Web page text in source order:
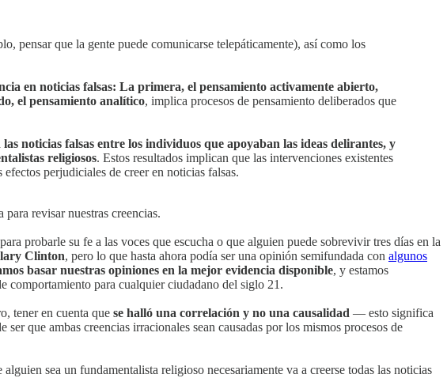
pensar que la gente puede comunicarse telepáticamente), así como los
en noticias falsas: La primera, el pensamiento activamente abierto,
el pensamiento analítico, implica procesos de pensamiento deliberados que
noticias falsas entre los individuos que apoyaban las ideas delirantes, y
religiosos. Estos resultados implican que las intervenciones existentes
perjudiciales de creer en noticias falsas.
revisar nuestras creencias.
probarle su fe a las voces que escucha o que alguien puede sobrevivir tres días en la
Clinton, pero lo que hasta ahora podía ser una opinión semifundada con algunos
basar nuestras opiniones en la mejor evidencia disponible, y estamos
comportamiento para cualquier ciudadano del siglo 21.
tener en cuenta que se halló una correlación y no una causalidad — esto significa
que ambas creencias irracionales sean causadas por los mismos procesos de
sea un fundamentalista religioso necesariamente va a creerse todas las noticias